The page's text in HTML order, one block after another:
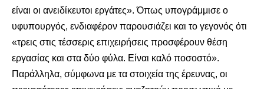
είναι οι ανειδίκευτοι εργάτες». Όπως υπογράμμισε ο
υφυπουργός, ενδιαφέρον παρουσιάζει και το γεγονός ότι
«τρεις στις τέσσερις επιχειρήσεις προσφέρουν θέση
εργασίας και στα δύο φύλα. Είναι καλό ποσοστό».
Παράλληλα, σύμφωνα με τα στοιχεία της έρευνας, οι